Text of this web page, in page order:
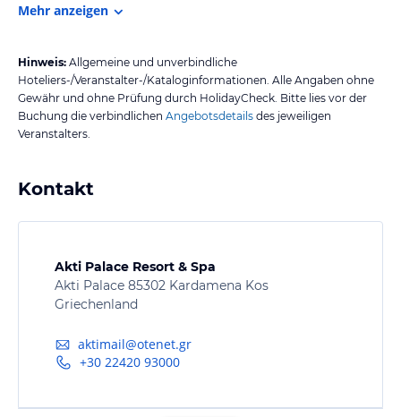
Mehr anzeigen
Hinweis: Allgemeine und unverbindliche
Hoteliers-/Veranstalter-/Kataloginformationen. Alle Angaben ohne
Gewähr und ohne Prüfung durch HolidayCheck. Bitte lies vor der
Buchung die verbindlichen Angebotsdetails des jeweiligen
Veranstalters.
Kontakt
Akti Palace Resort & Spa
Akti Palace 85302 Kardamena Kos
Griechenland
aktimail@otenet.gr
+30 22420 93000